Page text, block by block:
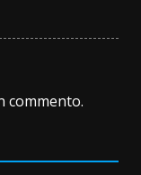
commento.